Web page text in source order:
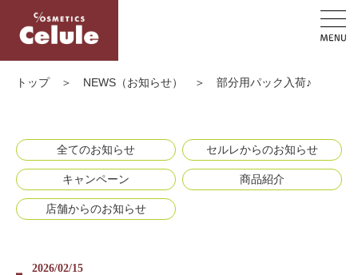
トップ＞ NEWS（お知らせ） ＞ 部分用パック入荷♪
全てのお知らせ セルレからのお知らせ
キャンペーン 商品紹介
店舗からのお知らせ
2026/02/15